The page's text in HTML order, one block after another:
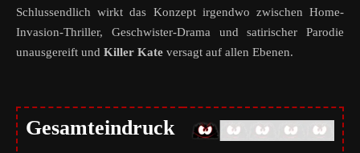
Schlussendlich wirkt das Konzept irgendwo zwischen Home-
Invasion-Thriller, Geschwister-Drama und satirischer Parodie
unausgereift und Killer Kate versagt auf allen Ebenen.
Gesamteindruck